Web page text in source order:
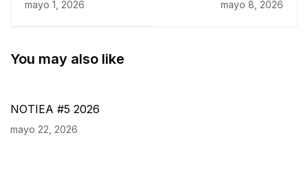
mayo 1, 2026 mayo 8, 2026
You may also like
NOTIEA #5 2026
mayo 22, 2026